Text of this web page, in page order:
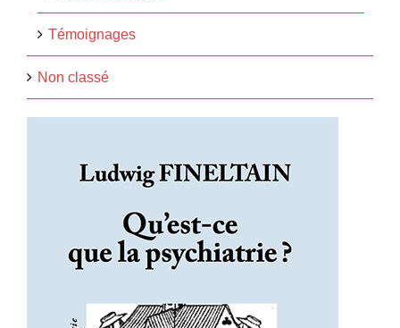
Témoignages
Non classé